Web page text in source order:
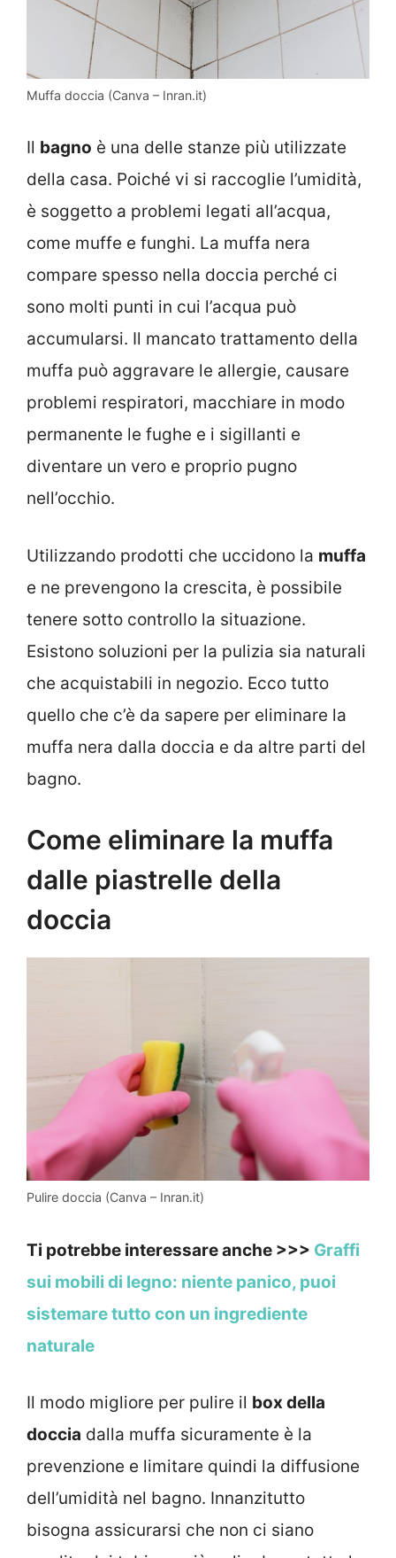
Muffa doccia (Canva – Inran.it)
Il bagno è una delle stanze più utilizzate
della casa. Poiché vi si raccoglie l’umidità,
è soggetto a problemi legati all’acqua,
come muffe e funghi. La muffa nera
compare spesso nella doccia perché ci
sono molti punti in cui l’acqua può
accumularsi. Il mancato trattamento della
muffa può aggravare le allergie, causare
problemi respiratori, macchiare in modo
permanente le fughe e i sigillanti e
diventare un vero e proprio pugno
nell’occhio.
Utilizzando prodotti che uccidono la muffa
e ne prevengono la crescita, è possibile
tenere sotto controllo la situazione.
Esistono soluzioni per la pulizia sia naturali
che acquistabili in negozio. Ecco tutto
quello che c’è da sapere per eliminare la
muffa nera dalla doccia e da altre parti del
bagno.
Come eliminare la muffa
dalle piastrelle della
doccia
Pulire doccia (Canva – Inran.it)
Ti potrebbe interessare anche >>> Graffi
sui mobili di legno: niente panico, puoi
sistemare tutto con un ingrediente
naturale
Il modo migliore per pulire il box della
doccia dalla muffa sicuramente è la
prevenzione e limitare quindi la diffusione
dell’umidità nel bagno. Innanzitutto
bisogna assicurarsi che non ci siano